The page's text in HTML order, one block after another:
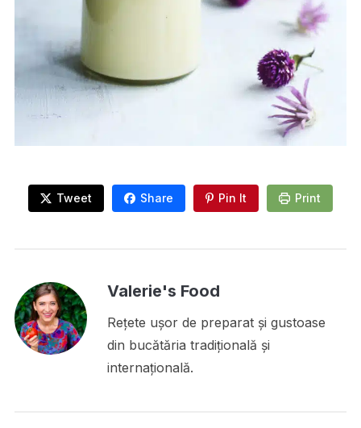
Tweet Share Pin It Print
Valerie's Food
Rețete ușor de preparat și gustoase
din bucătăria tradițională și
internațională.